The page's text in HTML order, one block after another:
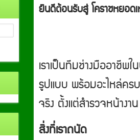
ยินดีต้อนรับสู่ โคราชหยอ
เราเป็นทีมช่างมืออาชีพ
รูปแบบ พร้อมอะไหล่คร
จริง ตั้งแต่สำรวจหน้าง
สิ่งที่เราถนัด